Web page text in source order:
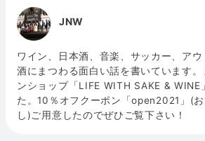
JNW
ワイン、日本酒、音楽、サッカー、ア
酒にまつわる面白い話を書いています
ンショップ「LIFE WITH SAKE & WINE
た。10％オフクーポン「open2021」(
し)ご用意したのでぜひご覧下さい！